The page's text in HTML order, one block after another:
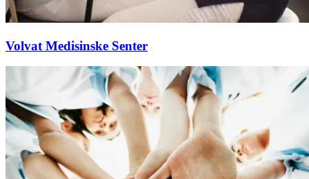
Volvat Medisinske Senter